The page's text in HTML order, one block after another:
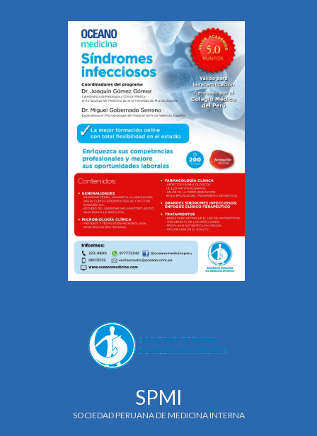
SPMI
SOCIEDAD PERUANA DE MEDICINA INTERNA